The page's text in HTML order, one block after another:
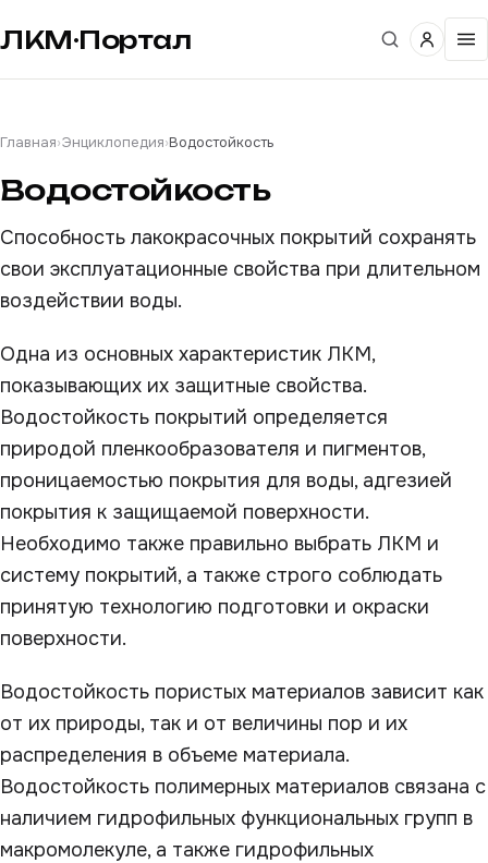
ЛКМ·Портал
Главная›Энциклопедия›Водостойкость
Водостойкость
Способность лакокрасочных покрытий сохранять
свои эксплуатационные свойства при длительном
воздействии воды.
Одна из основных характеристик ЛКМ,
показывающих их защитные свойства.
Водостойкость покрытий определяется
природой пленкообразователя и пигментов,
проницаемостью покрытия для воды, адгезией
покрытия к защищаемой поверхности.
Необходимо также правильно выбрать ЛКМ и
систему покрытий, а также строго соблюдать
принятую технологию подготовки и окраски
поверхности.
Водостойкость пористых материалов зависит как
от их природы, так и от величины пор и их
распределения в объеме материала.
Водостойкость полимерных материалов связана с
наличием гидрофильных функциональных групп в
макромолекуле, а также гидрофильных